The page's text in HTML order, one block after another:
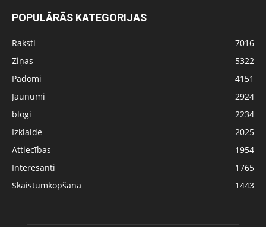
POPULĀRĀS KATEGORIJAS
Raksti
7016
Ziņas
5322
Padomi
4151
Jaunumi
2924
blogi
2234
Izklaide
2025
Attiecības
1954
Interesanti
1765
Skaistumkopšana
1443